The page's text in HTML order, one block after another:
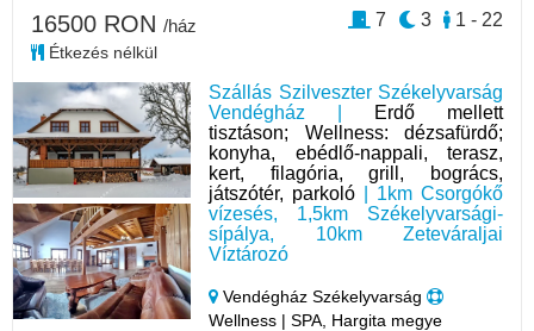
Szállás Szilveszter Székelyvarság
Vendégház |
Erdő mellett
tisztáson; Wellness: dézsafürdő;
konyha, ebédlő-nappali, terasz,
kert, filagória, grill, bogrács,
játszótér, parkoló | 1km Csorgókő
vízesés, 1,5km Székelyvarsági-
sípálya, 10km Zeteváraljai
Víztározó
Vendégház Székelyvarság
Wellness | SPA, Hargita megye
16500 RON /ház
Étkezés nélkül
1 - 22
3
7